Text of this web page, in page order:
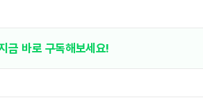
금 바로 구독해보세요!